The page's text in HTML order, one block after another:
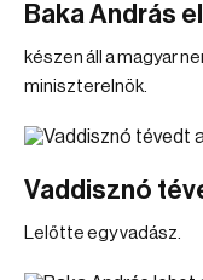
Baka András
készen áll a magyar
miniszterelnök.
Vaddisznó
Lelőtte egy vadász.